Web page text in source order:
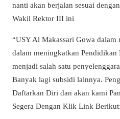
nanti akan berjalan sesuai
Wakil Rektor III ini
“USY Al Makassari Gowa dalam
dalam meningkatkan Pendidikan
menjadi salah satu
Banyak lagi subsidi lainnya.
Daftarkan Diri dan akan kami
Segera Dengan Klik Link Berikut: